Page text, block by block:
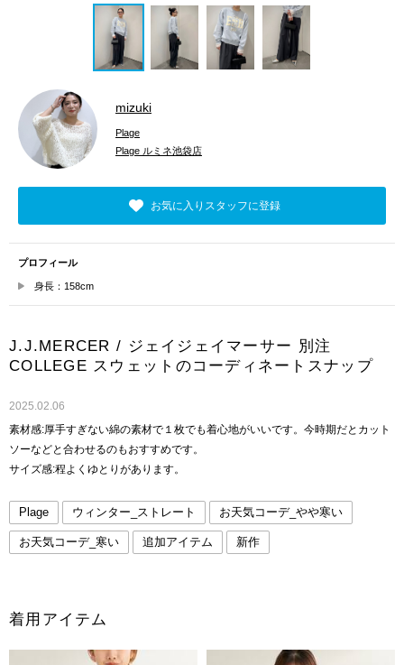
mizuki
Plage
Plage ルミネ池袋店
お気に入りスタッフに登録
プロフィール
身長：158cm
J.J.MERCER / ジェイジェイマーサー 別注
COLLEGE スウェットのコーディネートスナップ
2025.02.06
素材感:厚手すぎない綿の素材で１枚でも着心地がいいです。今時期だとカット
ソーなどと合わせるのもおすすめです。
サイズ感:程よくゆとりがあります。
Plage ウィンター_ストレート お天気コーデ_やや寒い
お天気コーデ_寒い 追加アイテム 新作
着用アイテム